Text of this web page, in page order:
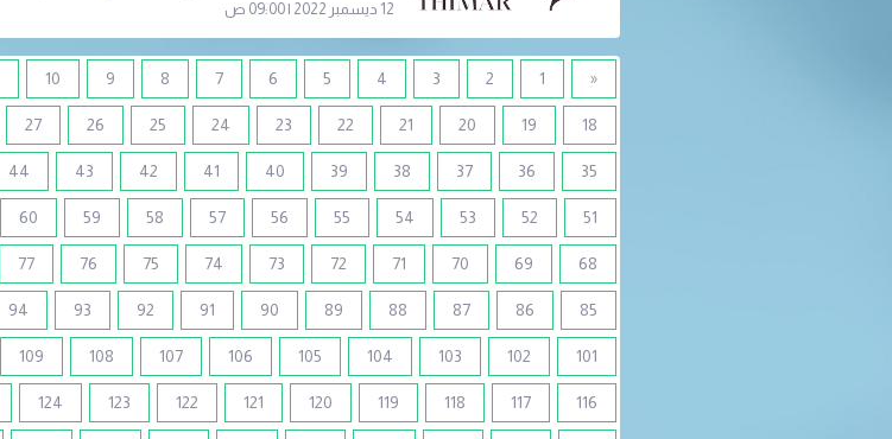
12 ديسمبر 2022 | 09:00 ص
«
1
2
3
4
5
6
7
8
9
10
18
19
20
21
22
23
24
25
26
27
35
36
37
38
39
40
41
42
43
44
51
52
53
54
55
56
57
58
59
60
68
69
70
71
72
73
74
75
76
77
85
86
87
88
89
90
91
92
93
94
101
102
103
104
105
106
107
108
109
116
117
118
119
120
121
122
123
124